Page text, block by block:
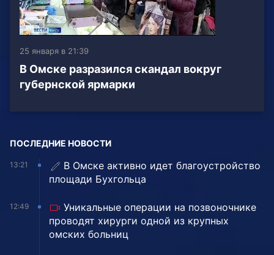
25 января в 21:39
В Омске разразился скандал вокруг
губернской ярмарки
ПОСЛЕДНИЕ НОВОСТИ
13:21
В Омске активно идет благоустройство
площади Бухгольца
12:49
Уникальные операции на позвоночнике
проводят хирурги одной из крупных
омских больниц